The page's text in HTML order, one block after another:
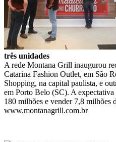
três unidades
A rede Montana Grill inaugurou
Catarina Fashion Outlet, em São
Shopping, na capital paulista, e
em Porto Belo (SC). A
180 milhões e vender 7,8 milhões
www.montanagrill.com.br